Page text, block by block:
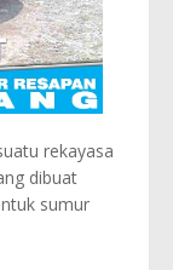
rekayasa
dibuat
sumur